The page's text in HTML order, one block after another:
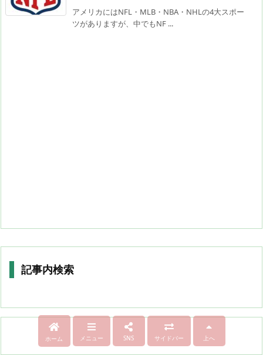
アメリカにはNFL・MLB・NBA・NHLの4大スポー
ツがありますが、中でもNF ...
記事内検索
ホーム メニュー SNS サイドバー 上へ